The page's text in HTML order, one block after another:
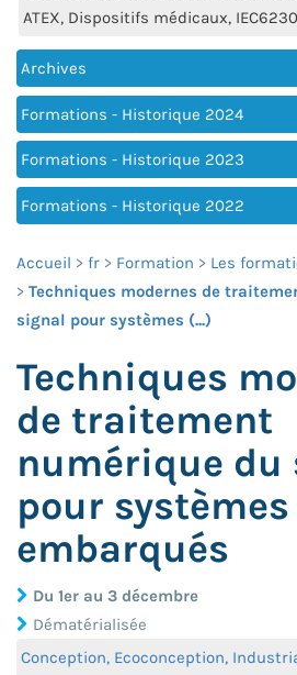
ATEX, Dispositifs médicaux,
Archives
Formations - Historique 2024
Formations - Historique 2023
Formations - Historique 2022
Accueil fr Formation
Les
Techniques modernes de
signal pour systèmes (...)
Techniques
de traitement
numérique du
pour systèmes
embarqués
Du 1er au 3 décembre
Dématérialisée
Conception, Ecoconception,